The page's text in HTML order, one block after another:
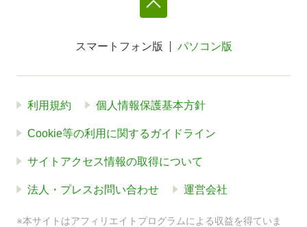
スマートフォン版 パソコン版
利用規約 個人情報保護基本方針
Cookie等の利用に関するガイドライン
サイトアクセス情報の取得について
法人・プレスお問い合わせ 運営会社
※本サイトはアフィリエイトプログラムによる収益を得ていま